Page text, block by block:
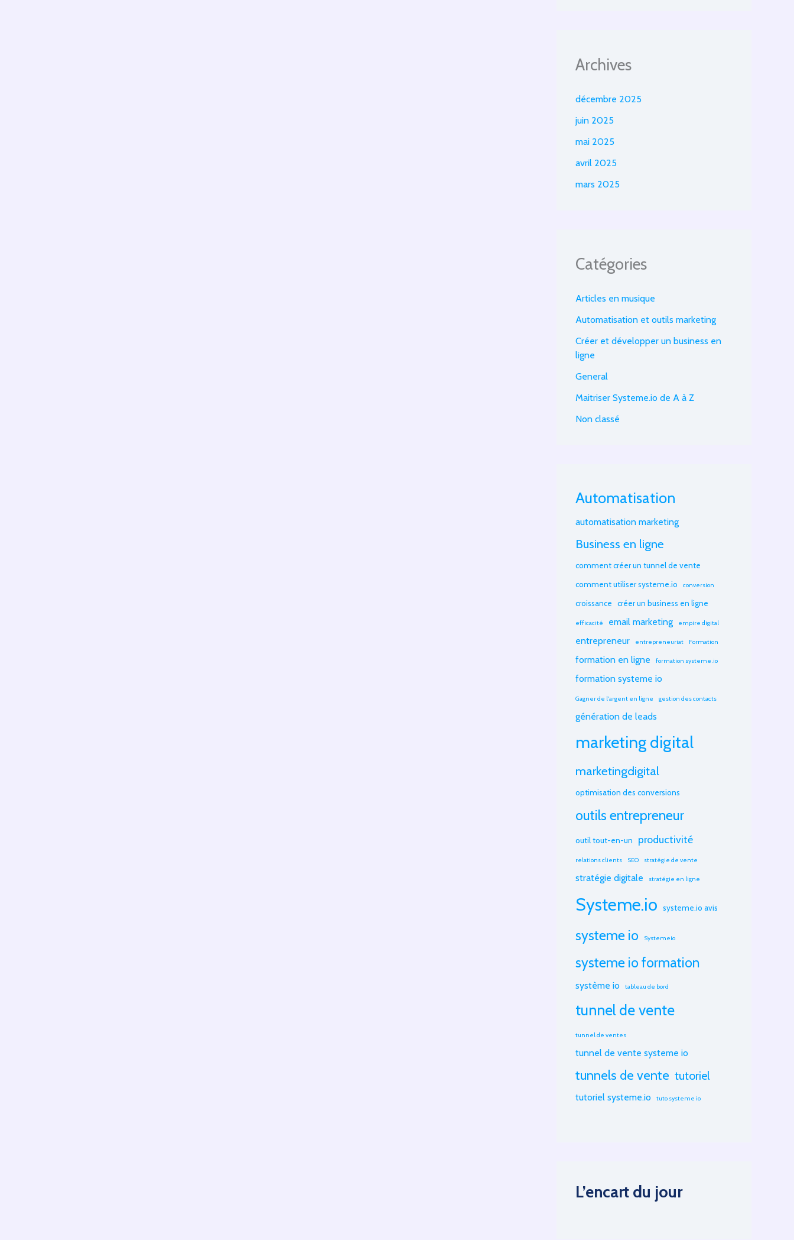
Archives
décembre 2025
juin 2025
mai 2025
avril 2025
mars 2025
Catégories
Articles en musique
Automatisation et outils marketing
Créer et développer un business en
ligne
General
Maitriser Systeme.io de A à Z
Non classé
Automatisation
automatisation marketing
Business en ligne
comment créer un tunnel de vente
comment utiliser systeme.io
conversion
croissance créer un business en ligne
efficacité email marketing empire digital
entrepreneur entrepreneuriat Formation
formation en ligne formation systeme.io
formation systeme io
Gagner de l'argent en ligne gestion des contacts
génération de leads
marketing digital
marketingdigital
optimisation des conversions
outils entrepreneur
outil tout-en-un productivité
relations clients SEO stratégie de vente
stratégie digitale stratégie en ligne
Systeme.io systeme.io avis
systeme io Systemeio
systeme io formation
système io tableau de bord
tunnel de vente
tunnel de ventes
tunnel de vente systeme io
tunnels de vente tutoriel
tutoriel systeme.io tuto systeme io
L’encart du jour